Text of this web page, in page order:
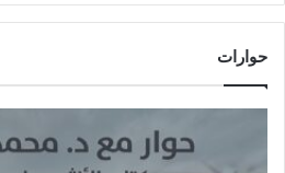
حوارات